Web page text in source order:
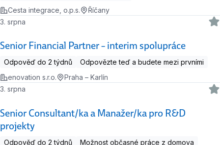
Cesta integrace, o.p.s.
Říčany
Senior Financial Partner – interim spolupráce
3. srpna
Odpověď do 2 týdnů
Odpovězte teď a budete mezi prvními
enovation s.r.o.
Praha – Karlín
Senior Consultant/ka a Manažer/ka pro R&D
projekty
3. srpna
Odpověď do 2 týdnů
Možnost občasné práce z domova